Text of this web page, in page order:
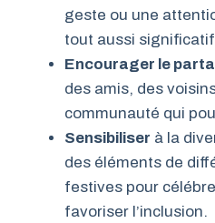
geste ou une
tout aussi
Encourager le
des amis, des
communauté qui
Sensibiliser à la
des éléments de
festives pour
favoriser l’inclusion.